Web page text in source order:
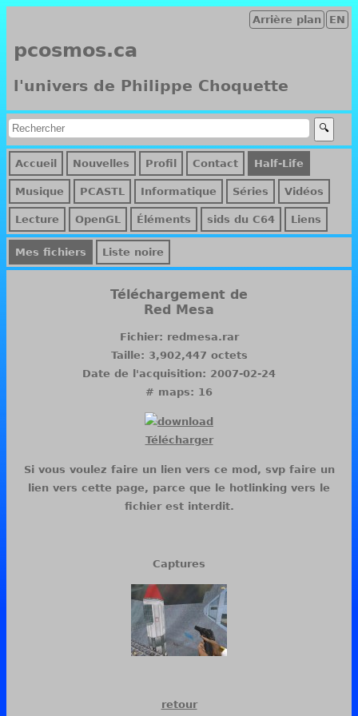
EN
Arrière plan
pcosmos.ca
l'univers de Philippe Choquette
Accueil Nouvelles Profil Contact Half-Life
Musique PCASTL Informatique Séries Vidéos
Lecture OpenGL Éléments sids du C64 Liens
Mes fichiers Liste noire
Téléchargement de
Red Mesa
Fichier: redmesa.rar
Taille: 3,902,447 octets
Date de l'acquisition: 2007-02-24
# maps: 16
Télécharger
Si vous voulez faire un lien vers ce mod, svp faire un
lien vers cette page, parce que le hotlinking vers le
fichier est interdit.
Captures
retour